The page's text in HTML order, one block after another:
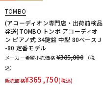
TOMBO
(アコーディオン専門店・出荷前検品
発送)TOMBO トンボ アコーディオ
ン ピアノ式 34鍵盤 中型 80ベース J
-80 定番モデル
メーカー希望小売価格 ¥385,000
（税
込）
販売価格¥365,750(税込)